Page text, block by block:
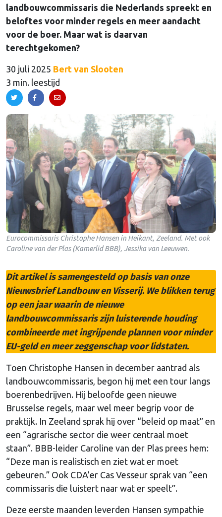
landbouwcommissaris die Nederlands spreekt en
beloftes voor minder regels en meer aandacht
voor de boer. Maar wat is daarvan
terechtgekomen?
30 juli 2025 Bert van Slooten
3 min. leestijd
Eurocommissaris Christophe Hansen in Heikant, Zeeland. Met ook
Caroline van der Plas (Kamerlid BBB), Jessika van Leeuwen.
Dit artikel is samengesteld op basis van onze
Nieuwsbrief Landbouw en Visserij. We blikken terug
op een jaar waarin de nieuwe
landbouwcommissaris zijn luisterende houding
combineerde met ingrijpende plannen voor minder
EU-geld en meer zeggenschap voor lidstaten.
Toen Christophe Hansen in december aantrad als
landbouwcommissaris, begon hij met een tour langs
boerenbedrijven. Hij beloofde geen nieuwe
Brusselse regels, maar wel meer begrip voor de
praktijk. In Zeeland sprak hij over “beleid op maat” en
een “agrarische sector die weer centraal moet
staan”. BBB-leider Caroline van der Plas prees hem:
“Deze man is realistisch en ziet wat er moet
gebeuren.” Ook CDA’er Cas Vesseur sprak van “een
commissaris die luistert naar wat er speelt”.
Deze eerste maanden leverden Hansen sympathie